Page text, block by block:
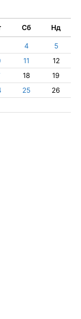
Сб Нд
4
5
11
12
18
19
25
26